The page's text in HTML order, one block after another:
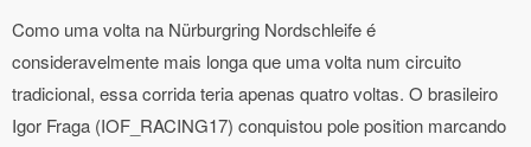
Como uma volta na Nürburgring Nordschleife é
consideravelmente mais longa que uma volta num circuito
tradicional, essa corrida teria apenas quatro voltas. O brasileiro
Igor Fraga (IOF_RACING17) conquistou pole position marcando